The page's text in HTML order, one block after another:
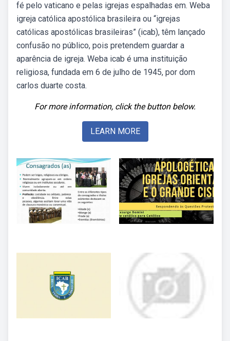
fé pelo vaticano e pelas igrejas espalhadas em. Weba
igreja católica apostólica brasileira ou “igrejas
católicas apostólicas brasileiras” (icab), têm lançado
confusão no público, pois pretendem guardar a
aparência de igreja. Weba icab é uma instituição
religiosa, fundada em 6 de julho de 1945, por dom
carlos duarte costa.
For more information, click the button below.
LEARN MORE